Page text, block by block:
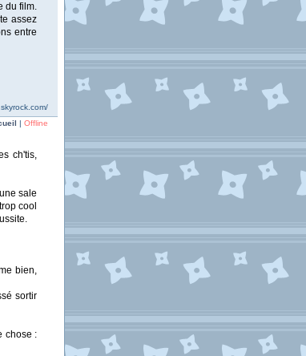
du film.
assez
entre
| Offline
ch'tis,
sale
cool
bien,
sortir
chose :